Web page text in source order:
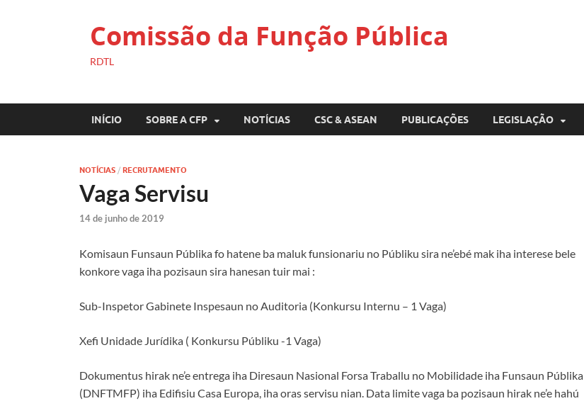
Comissão da Função Pública
RDTL
INÍCIO SOBRE A CFP NOTÍCIAS CSC & ASEAN PUBLICAÇÕES LEGISLAÇÃO
NOTÍCIAS / RECRUTAMENTO
Vaga Servisu
14 de junho de 2019
Komisaun Funsaun Públika fo hatene ba maluk funsionariu no Públiku sira ne’ebé mak iha interese bele
konkore vaga iha pozisaun sira hanesan tuir mai :
Sub-Inspetor Gabinete Inspesaun no Auditoria (Konkursu Internu – 1 Vaga)
Xefi Unidade Jurídika ( Konkursu Públiku -1 Vaga)
Dokumentus hirak ne’e entrega iha Diresaun Nasional Forsa Traballu no Mobilidade iha Funsaun Públika
(DNFTMFP) iha Edifisiu Casa Europa, iha oras servisu nian. Data limite vaga ba pozisaun hirak ne’e hahú